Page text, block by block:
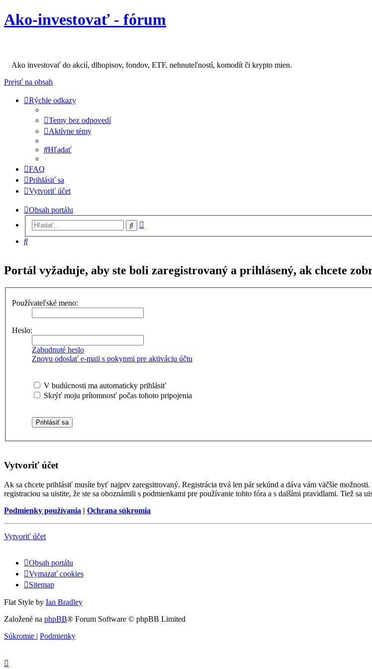
Ako-investovať - fórum
Ako investovať do akcií, dlhopisov, fondov, ETF, nehnuteľností, komodít či krypto mien.
Prejsť na obsah
Rýchle odkazy
Temy bez odpovedí
Aktívne témy
Hľadať
FAQ
Prihlásiť sa
Vytvoriť účet
Obsah portálu
Hľadať
Hľadať
Portál vyžaduje, aby ste boli zaregistrovaný a prihlásený, ak chcete
Používateľské meno:
Heslo:
Zabudnuté heslo
Znovu odoslať e-mail s pokynmi pre aktiváciu účtu
V budúcnosti ma automaticky prihlásiť
Skrýť moju prítomnosť počas tohoto pripojenia
Vytvoriť účet
Ak sa chcete prihlásiť musíte byť najprv zaregsitrovaný. Registrácia trvá len pár sekúnd a dáva vám väčšie
registraciou sa uistite, že ste sa oboznámili s podmienkami pre používanie tohto fóra a s dalšími pravidlami. Tiež
Podmienky používania | Ochrana súkromia
Vytvoriť účet
Obsah portálu
Vymazať cookies
Sitemap
Flat Style by Ian Bradley
Založené na phpBB® Forum Software © phpBB Limited
Súkromie | Podmienky